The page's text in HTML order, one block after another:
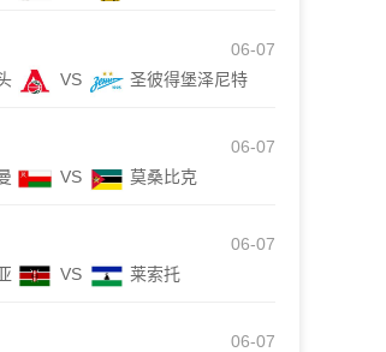
06-07
VS 圣彼得堡泽尼特
06-07
VS 莫桑比克
06-07
VS 莱索托
06-07